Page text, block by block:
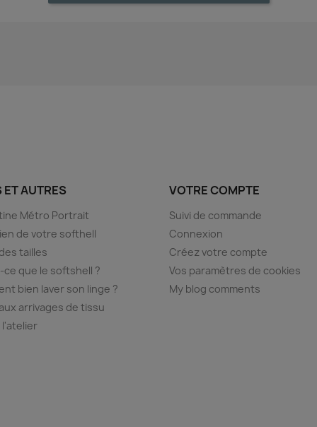
ET AUTRES
Métro Portrait
de votre softhell
tailles
que le softshell ?
bien laver son linge ?
arrivages de tissu
l'atelier
VOTRE COMPTE
Suivi de commande
Connexion
Créez votre compte
Vos paramètres de cookies
My blog comments